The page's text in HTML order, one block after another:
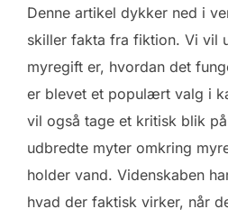
Denne artikel dykker ned i
skiller fakta fra fiktion. Vi vil
myregift er, hvordan det
er blevet et populært valg i
vil også tage et kritisk blik
udbredte myter omkring
holder vand. Videnskaben
hvad der faktisk virker, når